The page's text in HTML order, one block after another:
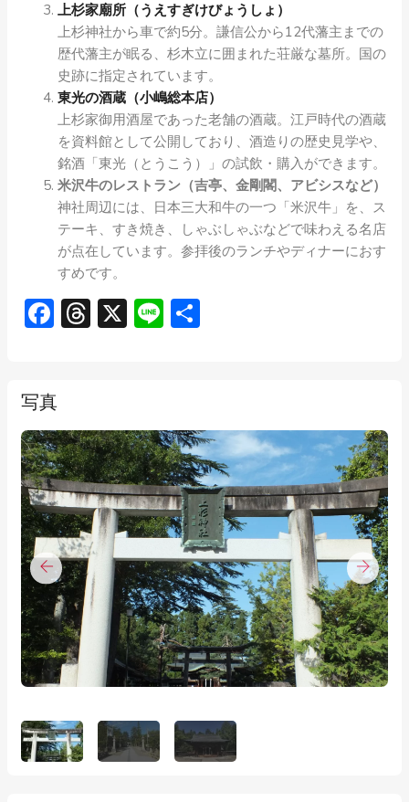
上杉家廟所（うえすぎけびょうしょ）
上杉神社から車で約5分。謙信公から12代藩主までの
歴代藩主が眠る、杉木立に囲まれた荘厳な墓所。国の
史跡に指定されています。
東光の酒蔵（小嶋総本店）
上杉家御用酒屋であった老舗の酒蔵。江戸時代の酒蔵
を資料館として公開しており、酒造りの歴史見学や、
銘酒「東光（とうこう）」の試飲・購入ができます。
米沢牛のレストラン（吉亭、金剛閣、アビシスなど）
神社周辺には、日本三大和牛の一つ「米沢牛」を、ス
テーキ、すき焼き、しゃぶしゃぶなどで味わえる名店
が点在しています。参拝後のランチやディナーにおす
すめです。
Facebook
Threads
X Line
写真